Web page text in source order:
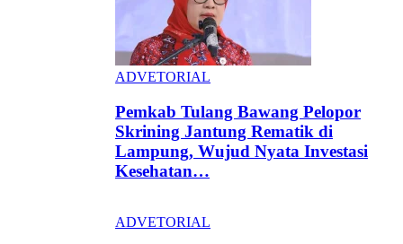
ADVETORIAL
Pemkab Tulang Bawang Pelopor
Skrining Jantung Rematik di
Lampung, Wujud Nyata Investasi
Kesehatan…
ADVETORIAL